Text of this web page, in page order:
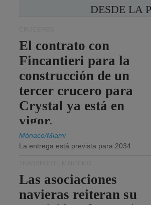
DESDE LA
El contrato con
Fincantieri para la
construcción de un
tercer crucero para
Crystal ya está en
vigor.
Mónaco/Miami
La entrega está prevista para 2034.
Las asociaciones
navieras reiteran su